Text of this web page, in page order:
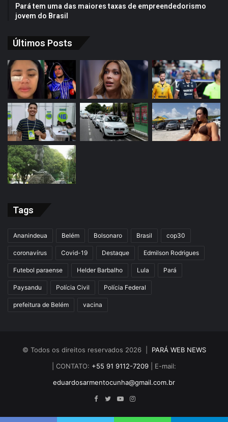
Pará tem uma das maiores taxas de empreendedorismo
jovem do Brasil
Últimos Posts
Tags
Ananindeua Belém Bolsonaro Brasil cop30
coronavírus Covid-19 Destaque Edmilson Rodrigues
Futebol paraense Helder Barbalho Lula Pará
Paysandu Polícia Civil Polícia Federal
prefeitura de Belém vacina
© Todos os direitos reservados 2026 | PARÁ WEB NEWS
| CONTATO: +55 91 9112-7209 | E-mail:
eduardosarmentocunha@gmail.com.br
Facebook
TwitterYouTubeInstagram